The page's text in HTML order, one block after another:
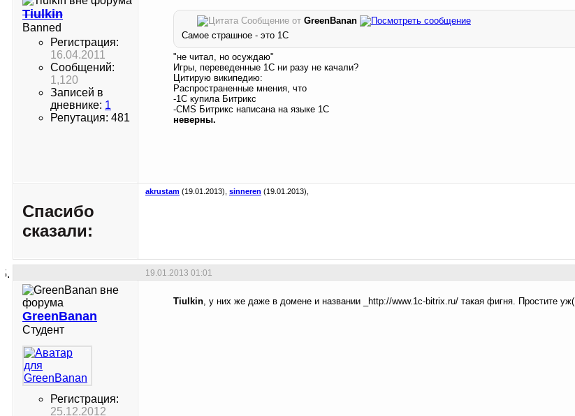
Tiulkin
Banned
Регистрация:
16.04.2011
Сообщений:
1,120
Записей в
дневнике: 1
Репутация: 481
Сообщение от GreenBanan
Самое страшное - это 1С
"не читал, но осуждаю"
Игры, переведенные 1C ни разу не качали?
Цитирую википедию:
Распространенные мнения, что
-1С купила Битрикс
-CMS Битрикс написана на языке 1С
неверны.
Спасибо
сказали:
akrustam (19.01.2013), sinneren (19.01.2013),
19.01.2013 01:01
GreenBanan
Студент
Регистрация:
25.12.2012
Tiulkin, у них же даже в домене и названии _http://www.1c-bitrix.ru/ такая фигня. Простите уж(